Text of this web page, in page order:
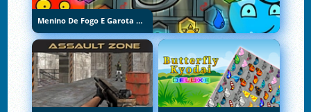
Menino De Fogo E Garota De Água 5: Elementos